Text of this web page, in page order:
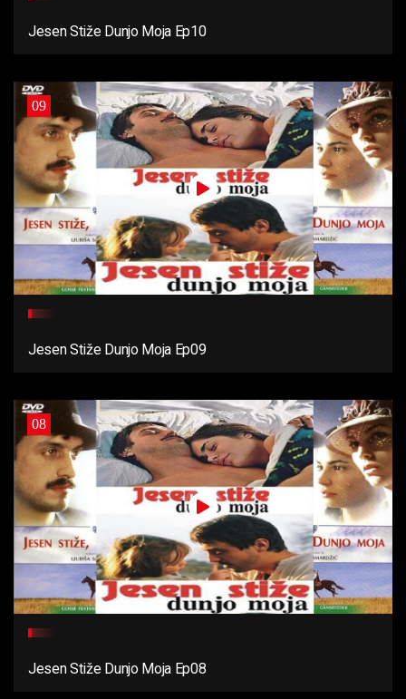
Jesen Stiže Dunjo Moja Ep10
09
Jesen Stiže Dunjo Moja Ep09
08
Jesen Stiže Dunjo Moja Ep08